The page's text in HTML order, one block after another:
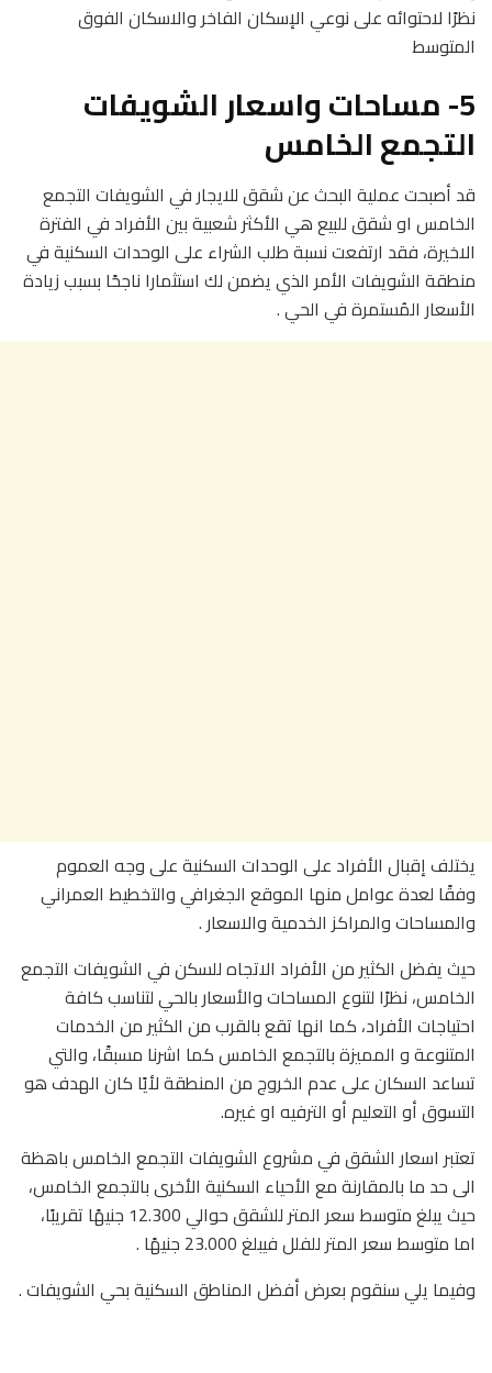
نظرًا لاحتوائه على نوعي الإسكان الفاخر والاسكان الفوق
المتوسط
5- مساحات واسعار الشويفات
التجمع الخامس
قد أصبحت عملية البحث عن شقق للايجار في الشويفات التجمع
الخامس او شقق للبيع هي الأكثر شعبية بين الأفراد في الفترة
الاخيرة، فقد ارتفعت نسبة طلب الشراء على الوحدات السكنية في
منطقة الشويفات الأمر الذي يضمن لك استثمارا ناجحًا بسبب زيادة
الأسعار المُستمرة في الحي .
يختلف إقبال الأفراد على الوحدات السكنية على وجه العموم
وفقًا لعدة عوامل منها الموقع الجغرافي والتخطيط العمراني
والمساحات والمراكز الخدمية والاسعار .
حيث يفضل الكثير من الأفراد الاتجاه للسكن في الشويفات التجمع
الخامس، نظرًا لتنوع المساحات والأسعار بالحي لتناسب كافة
احتياجات الأفراد، كما انها تقع بالقرب من الكثير من الخدمات
المتنوعة و المميزة بالتجمع الخامس كما اشرنا مسبقًا، والتي
تساعد السكان على عدم الخروج من المنطقة لأيًا كان الهدف هو
التسوق أو التعليم أو الترفيه او غيره.
تعتبر اسعار الشقق في مشروع الشويفات التجمع الخامس باهظة
الى حد ما بالمقارنة مع الأحياء السكنية الأخرى بالتجمع الخامس،
حيث يبلغ متوسط سعر المتر للشقق حوالي 12.300 جنيهًا تقريبًا،
اما متوسط سعر المتر للفلل فيبلغ 23.000 جنيهًا .
وفيما يلي سنقوم بعرض أفضل المناطق السكنية بحي الشويفات .